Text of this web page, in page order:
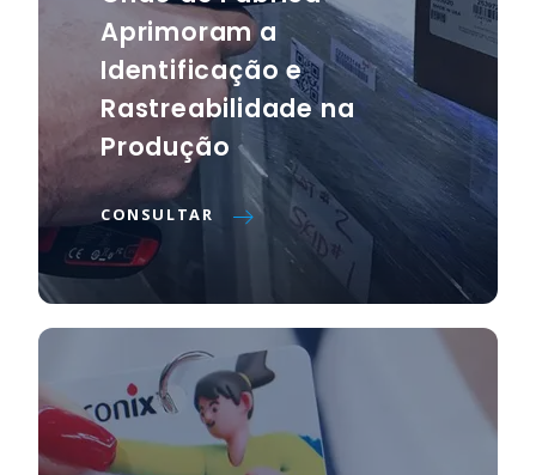
Aprimoram a
Identificação e
Rastreabilidade na
Produção
CONSULTAR